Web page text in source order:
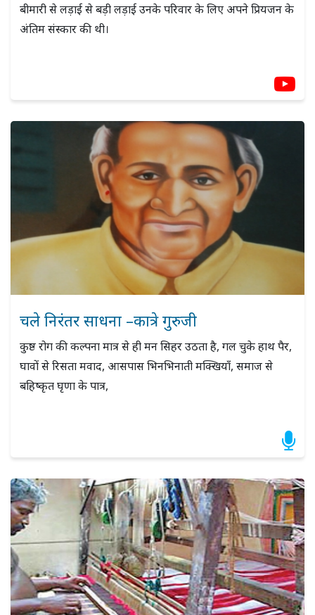
बीमारी से लड़ाई से बड़ी लड़ाई उनके परिवार के लिए अपने प्रियजन के
अंतिम संस्कार की थी।
चले निरंतर साधना –कात्रे गुरुजी
कुष्ठ रोग की कल्पना मात्र से ही मन सिहर उठता है, गल चुके हाथ पैर,
घावों से रिसता मवाद, आसपास भिनभिनाती मक्खियाँ, समाज से
बहिष्कृत घृणा के पात्र,